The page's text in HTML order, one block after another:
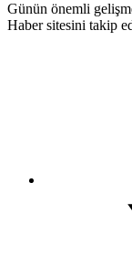
Günün önemli
Haber sitesini takip